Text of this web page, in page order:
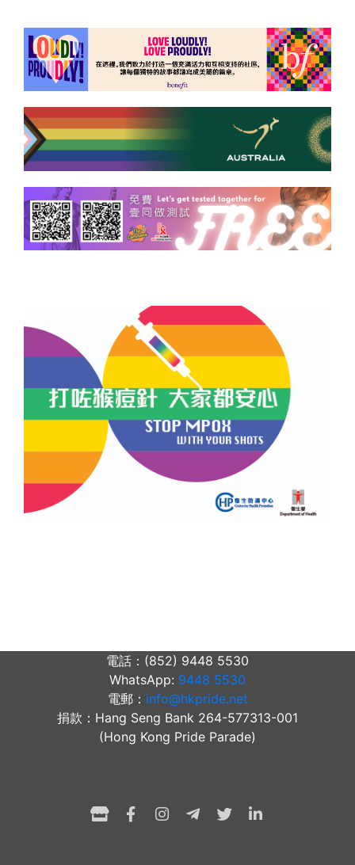
電話：(852) 9448 5530
WhatsApp: 9448 5530
電郵： info@hkpride.net
捐款：Hang Seng Bank 264-577313-001
(Hong Kong Pride Parade)